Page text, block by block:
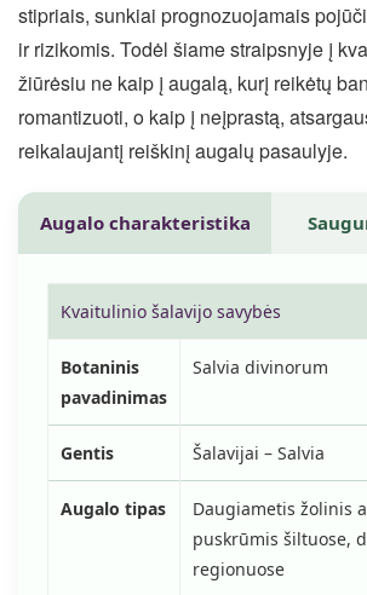
stipriais, sunkiai prognozuojamais
ir rizikomis. Todėl šiame straipsnyje į
žiūrėsiu ne kaip į augalą, kurį reikėtų
romantizuoti, o kaip į neįprastą,
reikalaujantį reiškinį augalų pasaulyje.
Augalo charakteristika
Kvaitulinio šalavijo savybės
Botaninis
pavadinimas
Salvia divinorum
Gentis Šalavijai – Salvia
Augalo tipas
Daugiametis žolinis
puskrūmis šiltuose,
regionuose